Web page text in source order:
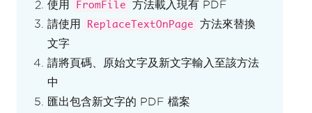
使用
FromFile
方法載入現有 PDF
請使用
ReplaceTextOnPage
方法來替換
文字
請將頁碼、原始文字及新文字輸入至該方法
中
匯出包含新文字的 PDF 檔案